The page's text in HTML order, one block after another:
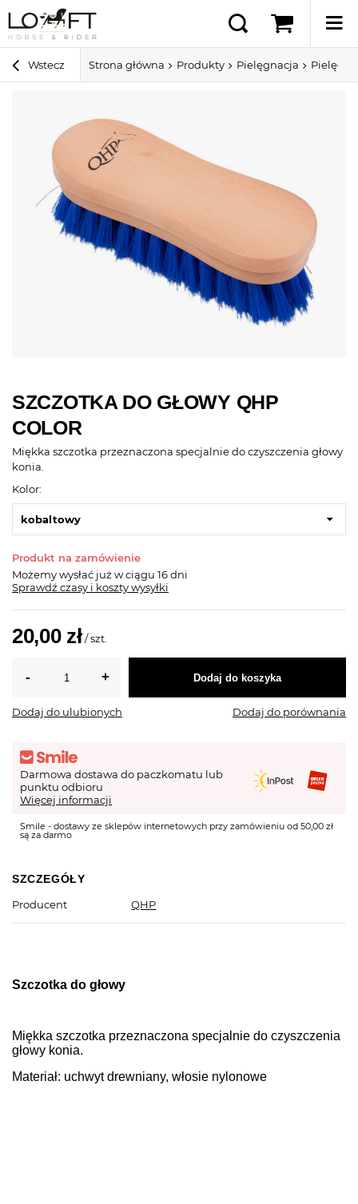
Wstecz Strona główna Produkty Pielęgnacja
SZCZOTKA DO GŁOWY QHP
COLOR
Miękka szczotka przeznaczona specjalnie do czyszczenia głowy
konia.
Kolor:
kobaltowy
Produkt na zamówienie
Możemy wysłać już w ciągu 16 dni
Sprawdź czasy i koszty wysyłki
20,00 zł /szt.
Dodaj do koszyka
Dodaj do ulubionych Dodaj do porównania
Darmowa dostawa do paczkomatu lub
punktu odbioru
Więcej informacji
Smile - dostawy ze sklepów internetowych przy zamówieniu od 50,00 zł
są za darmo
SZCZEGÓŁY
Producent
QHP
Szczotka do głowy
Miękka szczotka przeznaczona specjalnie do czyszczenia
głowy konia.
Materiał: uchwyt drewniany, włosie nylonowe